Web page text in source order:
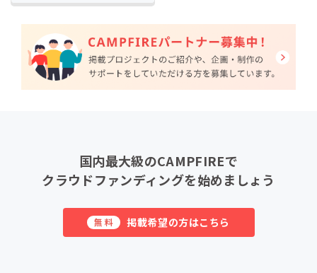
国内最大級のCAMPFIREで
クラウドファンディングを始めましょう
無料 掲載希望の方はこちら